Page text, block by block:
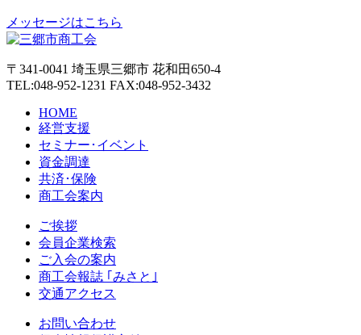
メッセージはこちら
〒341-0041 埼玉県三郷市 花和田650-4
TEL:048-952-1231 FAX:048-952-3432
HOME
経営支援
セミナー･イベント
資金調達
共済･保険
商工会案内
ご挨拶
会員企業検索
ご入会の案内
商工会報誌 ｢みさと｣
交通アクセス
お問い合わせ